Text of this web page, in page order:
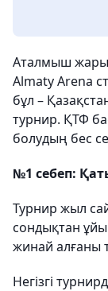
Аталмыш
Almaty Arena
бұл –
турнир. ҚТФ
болудың бес
№1 себеп:
Турнир жыл
сондықтан
жинай алғаны
Негізгі